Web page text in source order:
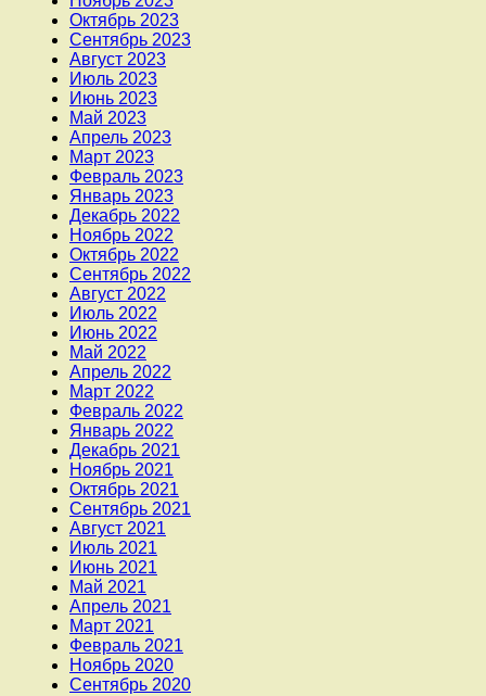
Октябрь 2023
Сентябрь 2023
Август 2023
Июль 2023
Июнь 2023
Май 2023
Апрель 2023
Март 2023
Февраль 2023
Январь 2023
Декабрь 2022
Ноябрь 2022
Октябрь 2022
Сентябрь 2022
Август 2022
Июль 2022
Июнь 2022
Май 2022
Апрель 2022
Март 2022
Февраль 2022
Январь 2022
Декабрь 2021
Ноябрь 2021
Октябрь 2021
Сентябрь 2021
Август 2021
Июль 2021
Июнь 2021
Май 2021
Апрель 2021
Март 2021
Февраль 2021
Ноябрь 2020
Сентябрь 2020